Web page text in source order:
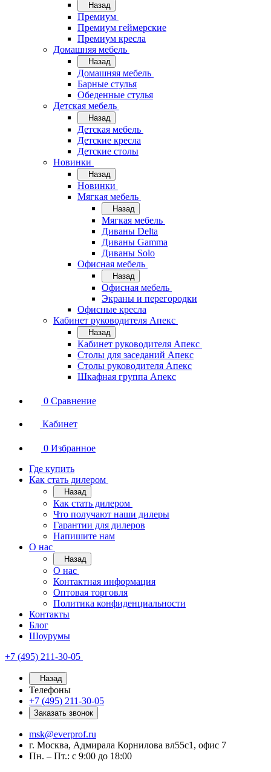
Назад
Премиум
Премиум геймерские
Премиум кресла
Домашняя мебель
Назад
Домашняя мебель
Барные стулья
Обеденные стулья
Детская мебель
Назад
Детская мебель
Детские кресла
Детские столы
Новинки
Назад
Новинки
Мягкая мебель
Назад
Мягкая мебель
Диваны Delta
Диваны Gamma
Диваны Solo
Офисная мебель
Назад
Офисная мебель
Экраны и перегородки
Офисные кресла
Кабинет руководителя Апекс
Назад
Кабинет руководителя Апекс
Столы для заседаний Апекс
Столы руководителя Апекс
Шкафная группа Апекс
0 Сравнение
Кабинет
0 Избранное
Где купить
Как стать дилером
Назад
Как стать дилером
Что получают наши дилеры
Гарантии для дилеров
Напишите нам
О нас
Назад
О нас
Контактная информация
Оптовая торговля
Политика конфиденциальности
Контакты
Блог
Шоурумы
+7 (495) 211-30-05
Назад
Телефоны
+7 (495) 211-30-05
Заказать звонок
msk@everprof.ru
г. Москва, Адмирала Корнилова вл55с1, офис 7
Пн. – Пт.: с 9:00 до 18:00